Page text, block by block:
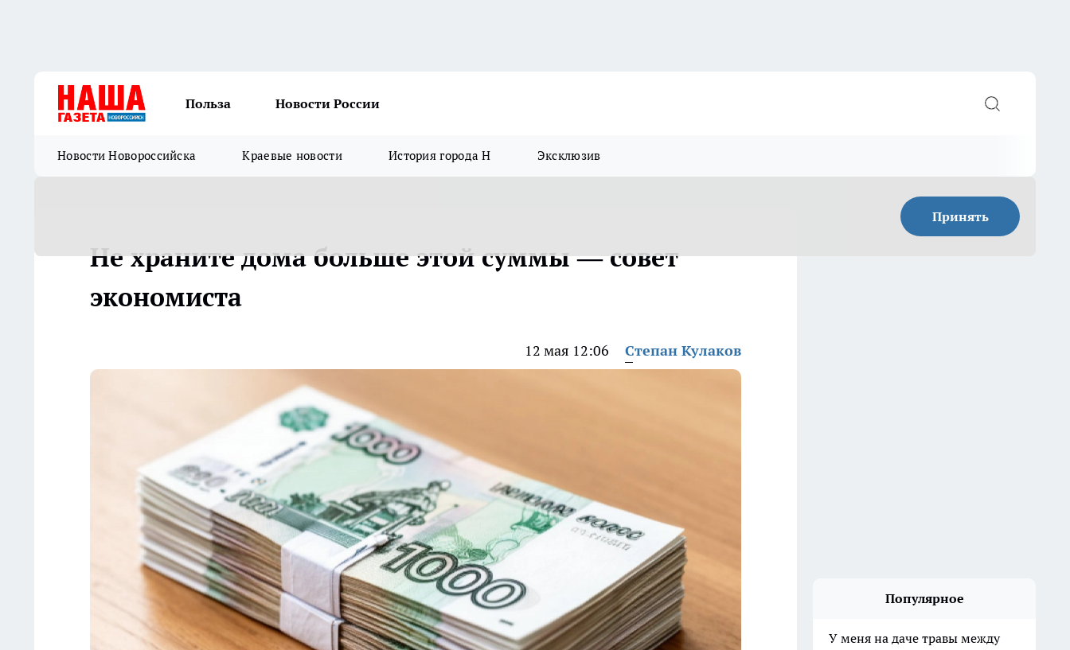
Польза Новости России
Новости Новороссийска Краевые новости История города Н Эксклюзив
Принять
Не храните дома больше этой суммы — совет
экономиста
12 мая 12:06 Степан Кулаков
Популярное
У меня на даче травы между